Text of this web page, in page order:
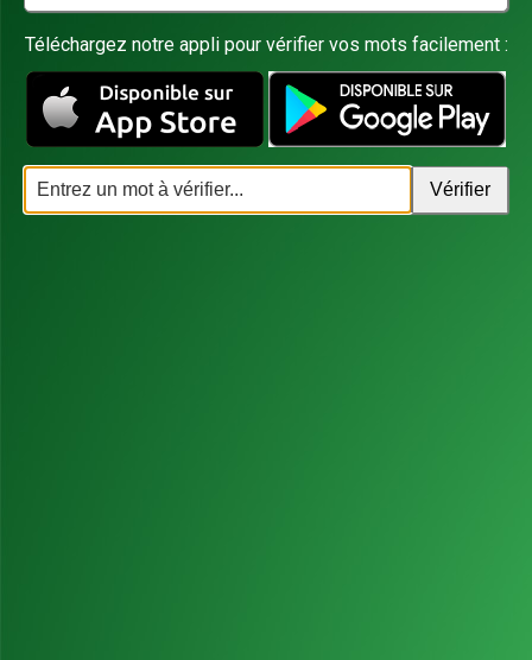
Téléchargez notre appli pour vérifier vos mots facilement :